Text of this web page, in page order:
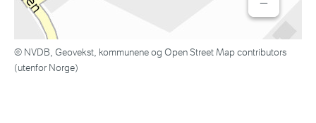
© NVDB, Geovekst, kommunene og Open Street Map contributors
(utenfor Norge)